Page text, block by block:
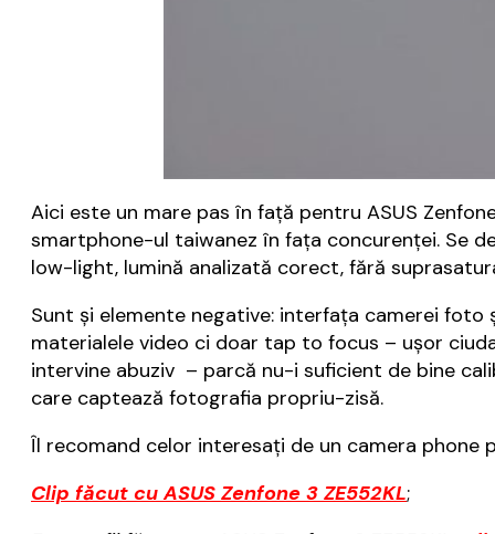
Aici este un mare pas în față pentru ASUS
smartphone-ul taiwanez în fața concurenței. Se
low-light, lumină analizată corect, fără
Sunt și elemente negative: interfața camerei
materialele video ci doar tap to focus – ușor
intervine abuziv – parcă nu-i suficient de bine
care captează fotografia propriu-zisă.
Îl recomand celor interesați de un camera phone
Clip făcut cu ASUS Zenfone 3 ZE552KL;